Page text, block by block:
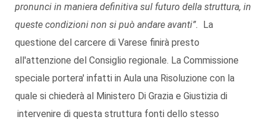
pronunci in maniera definitiva sul futuro della struttura, in
queste condizioni non si può andare avanti”. La
questione del carcere di Varese finirà presto
all'attenzione del Consiglio regionale. La Commissione
speciale portera' infatti in Aula una Risoluzione con la
quale si chiederà al Ministero Di Grazia e Giustizia di
intervenire di questa struttura fonti dello stesso